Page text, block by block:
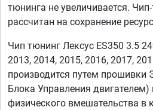
тюнинга не увеличивается.
рассчитан на сохранение
Чип тюнинг Лексус ES350 3.5
2013, 2014, 2015, 2016, 2017,
производится путем прошивки
Блока Управления двигателем)
физического вмешательства в